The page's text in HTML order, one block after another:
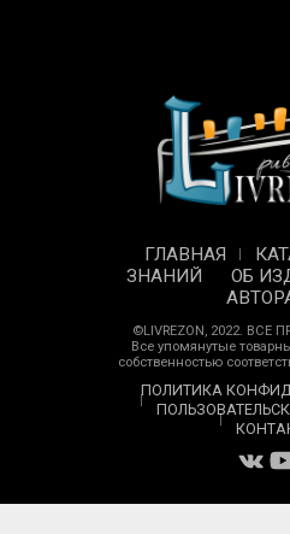
ГЛАВНАЯ
ЗНАНИЙ
ОБ
©LIVREZON, 2022.
Все упомянутые
собственностью
ПОЛИТИКА